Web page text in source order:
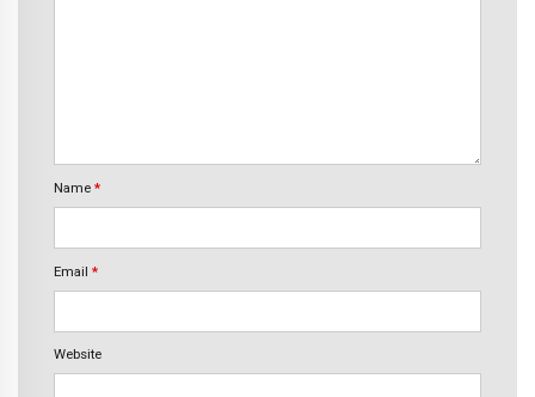
Name *
Email *
Website